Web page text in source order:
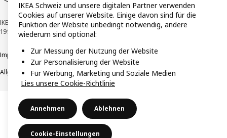
IKEA Schweiz - Müslistrasse 16, 8957 Spreitenbach © Inter IKEA Systems B.V.
1999-2026
Impressum / DatenschutzerklärungCookiesVerantwortungsvolle Offenlegung
Allgemeine Geschäftsbedingungen
IKEA Schweiz und unsere digitalen Partner verwenden
Cookies auf unserer Website. Einige davon sind für die
Funktion der Website unbedingt notwendig, andere
wiederum sind optional:
Zur Messung der Nutzung der Website
Zur Personalisierung der Website
Für Werbung, Marketing und Soziale Medien
Lies unsere Cookie-Richtlinie
Annehmen Ablehnen
Cookie-Einstellungen